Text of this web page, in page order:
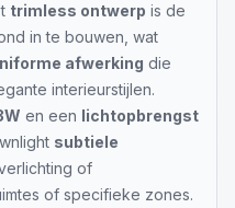
trimless ontwerp is de
in te bouwen, wat
afwerking die
interieurstijlen.
en een lichtopbrengst
subtiele
of
of specifieke zones.